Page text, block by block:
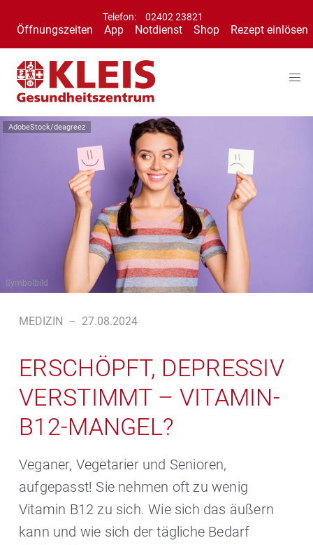
Telefon: 02402 23821
Öffnungszeiten App Notdienst Shop Rezept einlösen
AdobeStock/deagreez
Symbolbild
MEDIZIN – 27.08.2024
ERSCHÖPFT, DEPRESSIV
VERSTIMMT – VITAMIN-
B12-MANGEL?
Veganer, Vegetarier und Senioren,
aufgepasst! Sie nehmen oft zu wenig
Vitamin B12 zu sich. Wie sich das äußern
kann und wie sich der tägliche Bedarf